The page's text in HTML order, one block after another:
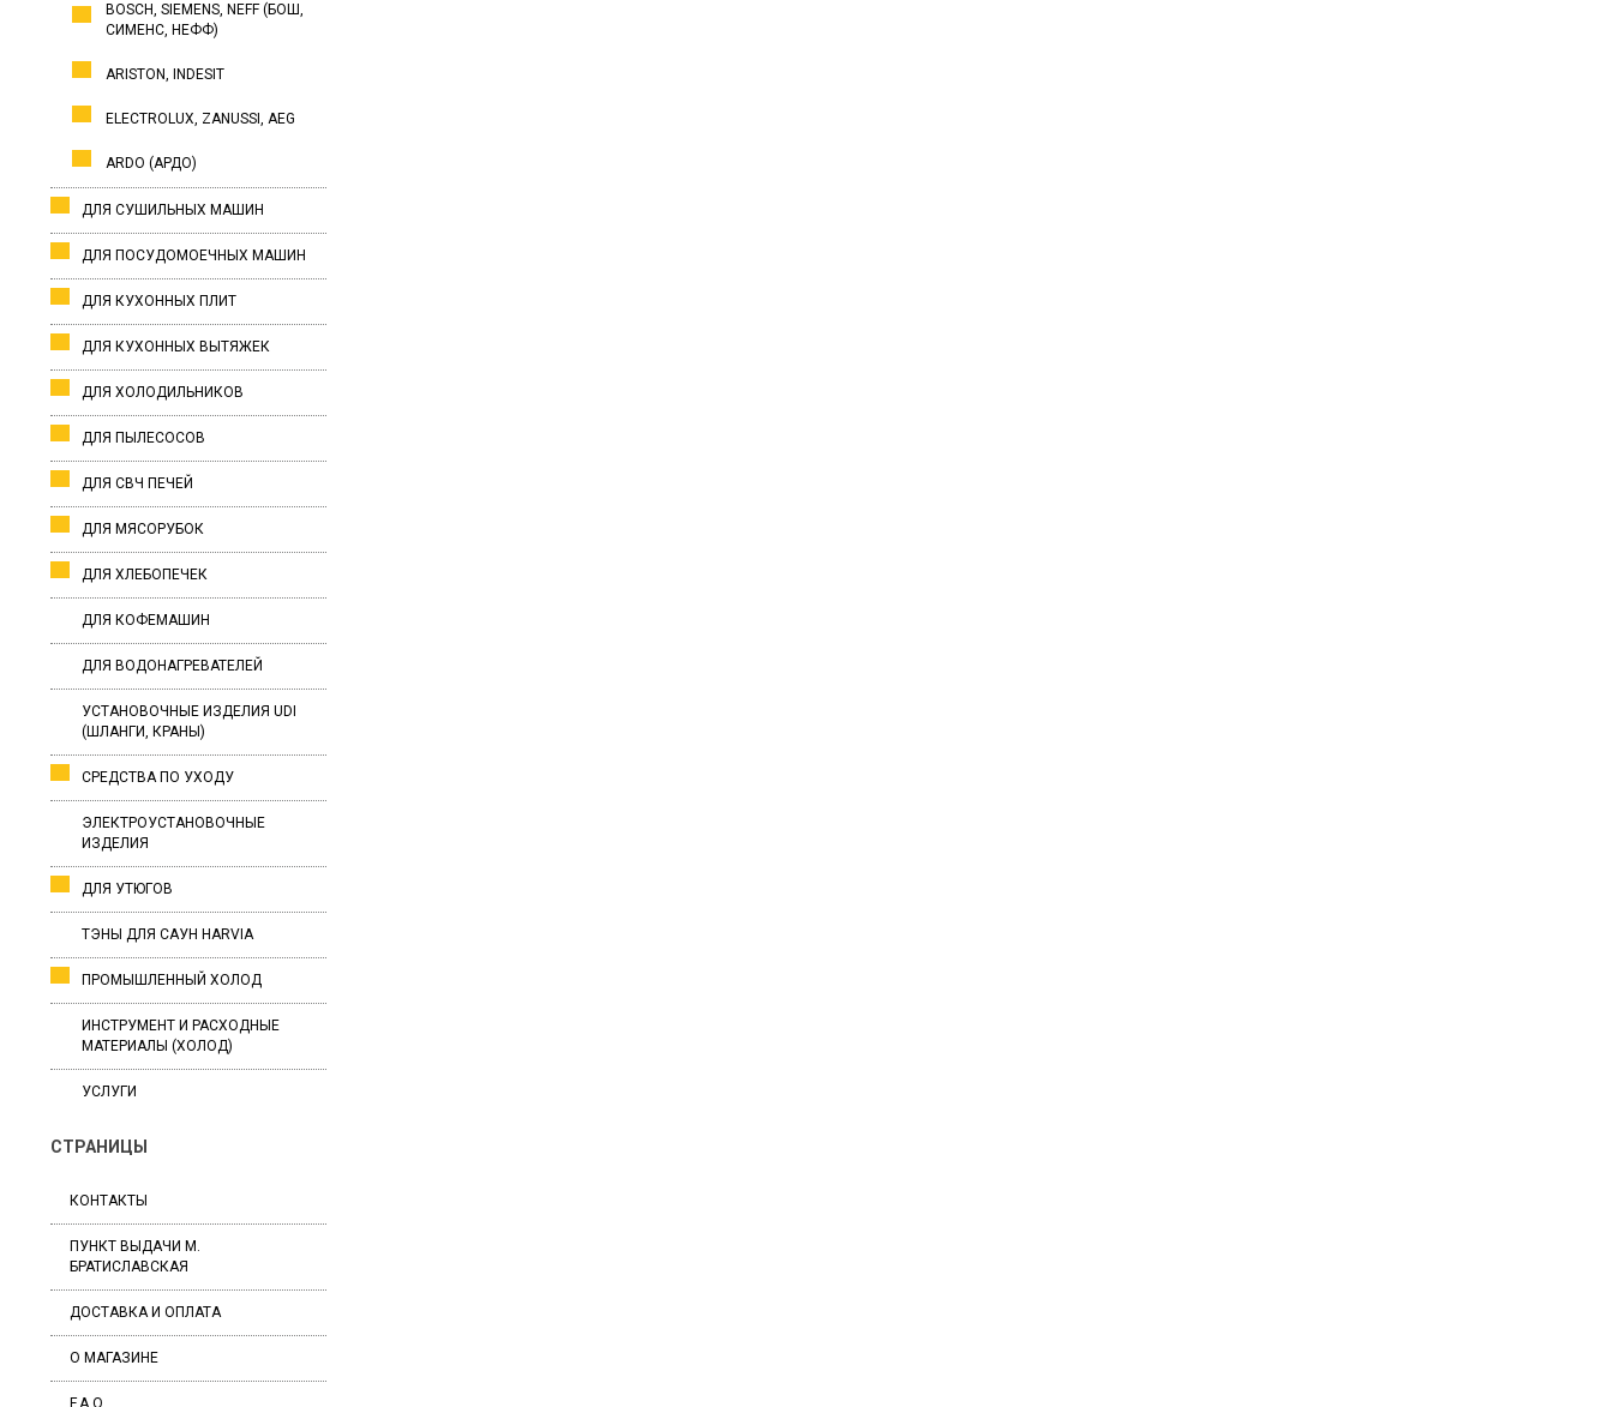
BOSCH, SIEMENS, NEFF (БОШ,
СИМЕНС, НЕФФ)
ARISTON, INDESIT
ELECTROLUX, ZANUSSI, AEG
ARDO (АРДО)
ДЛЯ СУШИЛЬНЫХ МАШИН
ДЛЯ ПОСУДОМОЕЧНЫХ МАШИН
ДЛЯ КУХОННЫХ ПЛИТ
ДЛЯ КУХОННЫХ ВЫТЯЖЕК
ДЛЯ ХОЛОДИЛЬНИКОВ
ДЛЯ ПЫЛЕСОСОВ
ДЛЯ СВЧ ПЕЧЕЙ
ДЛЯ МЯСОРУБОК
ДЛЯ ХЛЕБОПЕЧЕК
ДЛЯ КОФЕМАШИН
ДЛЯ ВОДОНАГРЕВАТЕЛЕЙ
УСТАНОВОЧНЫЕ ИЗДЕЛИЯ UDI
(ШЛАНГИ, КРАНЫ)
СРЕДСТВА ПО УХОДУ
ЭЛЕКТРОУСТАНОВОЧНЫЕ
ИЗДЕЛИЯ
ДЛЯ УТЮГОВ
ТЭНЫ ДЛЯ САУН HARVIA
ПРОМЫШЛЕННЫЙ ХОЛОД
ИНСТРУМЕНТ И РАСХОДНЫЕ
МАТЕРИАЛЫ (ХОЛОД)
УСЛУГИ
СТРАНИЦЫ
КОНТАКТЫ
ПУНКТ ВЫДАЧИ М.
БРАТИСЛАВСКАЯ
ДОСТАВКА И ОПЛАТА
О МАГАЗИНЕ
F.A.Q.